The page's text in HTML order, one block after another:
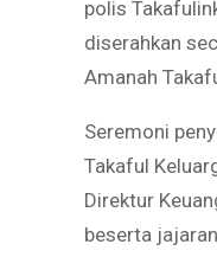
polis
diserahkan
Amanah
Seremoni
Takaful
Direktur
beserta